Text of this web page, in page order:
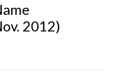
2012)